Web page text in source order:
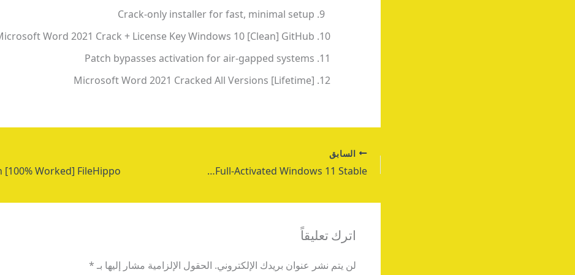
Crack-only installer for fast, minimal setup
Word 2021 Crack + License Key Windows 10 [Clean] GitHub
Patch bypasses activation for air-gapped systems
Microsoft Word 2021 Cracked All Versions [Lifetime]
السابق
Adobe After Effects 2021 Full-Activated Windows 11 Stable
اترك تعليقاً
لن يتم نشر عنوان بريدك الإلكتروني. الحقول الإلزامية مشار إليها بـ *